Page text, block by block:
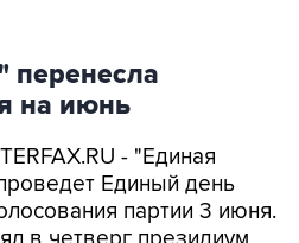
перенесла
на июнь
- "Единая
Единый день
партии 3 июня.